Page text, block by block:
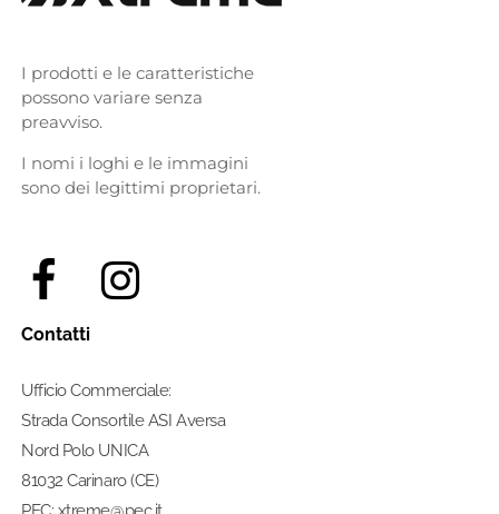
I prodotti e le caratteristiche
possono variare senza
preavviso.
I nomi i loghi e le immagini
sono dei legittimi proprietari.
Contatti
Ufficio Commerciale:
Strada Consortile ASI Aversa
Nord Polo UNICA
81032 Carinaro (CE)